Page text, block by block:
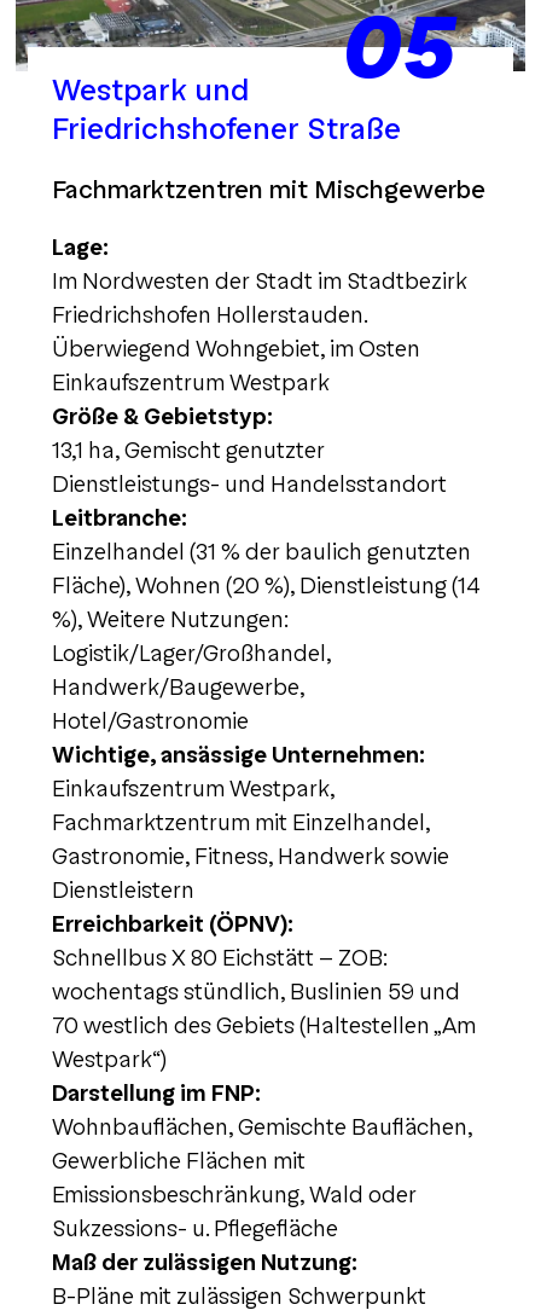
05
Westpark und
Friedrichshofener Straße
Fachmarktzentren mit Mischgewerbe
Lage:
Im Nordwesten der Stadt im Stadtbezirk
Friedrichshofen Hollerstauden.
Überwiegend Wohngebiet, im Osten
Einkaufszentrum Westpark
Größe & Gebietstyp:
13,1 ha, Gemischt genutzter
Dienstleistungs- und Handelsstandort
Leitbranche:
Einzelhandel (31 % der baulich genutzten
Fläche), Wohnen (20 %), Dienstleistung (14
%), Weitere Nutzungen:
Logistik/Lager/Großhandel,
Handwerk/Baugewerbe,
Hotel/Gastronomie
Wichtige, ansässige Unternehmen:
Einkaufszentrum Westpark,
Fachmarktzentrum mit Einzelhandel,
Gastronomie, Fitness, Handwerk sowie
Dienstleistern
Erreichbarkeit (ÖPNV):
Schnellbus X 80 Eichstätt – ZOB:
wochentags stündlich, Buslinien 59 und
70 westlich des Gebiets (Haltestellen „Am
Westpark“)
Darstellung im FNP:
Wohnbauflächen, Gemischte Bauflächen,
Gewerbliche Flächen mit
Emissionsbeschränkung, Wald oder
Sukzessions- u. Pflegefläche
Maß der zulässigen Nutzung:
B-Pläne mit zulässigen Schwerpunkt